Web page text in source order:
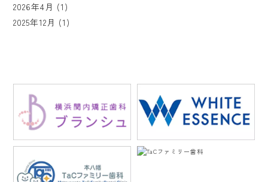
2026年4月 (1)
2025年12月 (1)